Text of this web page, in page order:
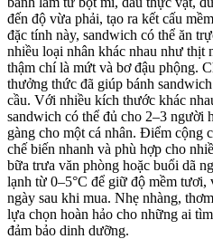
đến độ vừa phải, tạo ra kết cấu
đặc tính này, sandwich có thể ăn
nhiều loại nhân khác nhau như thịt
thậm chí là mứt và bơ đậu phộng.
thưởng thức đã giúp bánh
cầu. Với nhiều kích thước khác
sandwich có thể đủ cho 2–3 người
gàng cho một cá nhân. Điểm cộng
chế biến nhanh và phù hợp cho
bữa trưa văn phòng hoặc buổi dã
lạnh từ 0–5°C để giữ độ mềm tươi,
ngày sau khi mua. Nhẹ nhàng,
lựa chọn hoàn hảo cho những ai
đảm bảo dinh dưỡng.